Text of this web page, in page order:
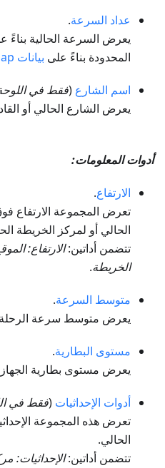
عداد السرعة.
المحدودة بناءً على بيانات OpenStreetMap
اسم الشارع (فقط في اللوحة
يعرض الشارع الحالي أو
أدوات المعلومات:
الارتفاع.
تعرض المجموعة الارتفاع
الحالي أو لمركز الخريطة
تتضمن أداتين:الارتفاع:
الخريطة.
متوسط السرعة.
يعرض متوسط سرعة الرحلة
مستوى البطارية.
يعرض مستوى بطارية
أدوات الإحداثيات (فقط في
تعرض هذه المجموعة
الحالي.
تتضمن أداتين:الإحداثيات: